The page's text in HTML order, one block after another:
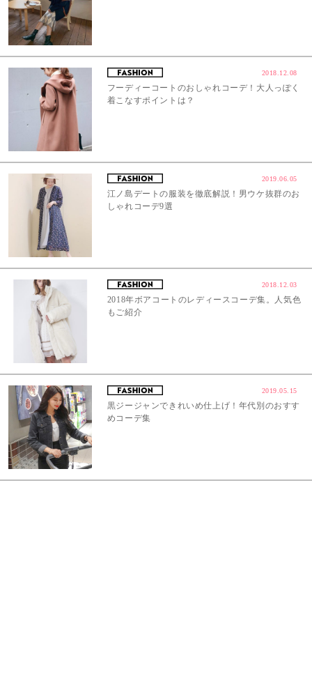
2018.12.08
フーディーコートのおしゃれコーデ！大人っぽく
着こなすポイントは？
2019.06.05
江ノ島デートの服装を徹底解説！男ウケ抜群のお
しゃれコーデ9選
2018.12.03
2018年ボアコートのレディースコーデ集。人気色
もご紹介
2019.05.15
黒ジージャンできれいめ仕上げ！年代別のおすす
めコーデ集